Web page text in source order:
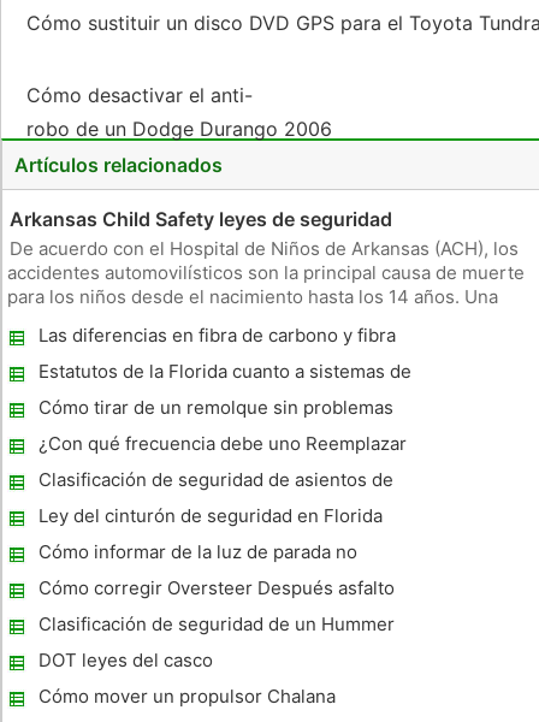
Cómo sustituir un disco DVD GPS para el Toyota
Cómo desactivar el anti-
robo de un Dodge Durango 2006
Artículos relacionados
Arkansas Child Safety leyes de seguridad
De acuerdo con el Hospital de Niños de Arkansas (ACH), los
accidentes automovilísticos son la principal causa de muerte
para los niños desde el nacimiento hasta los 14 años. Una
infantil podría evitar casi tres cuartas partes de estas muerte
Las diferencias en fibra de carbono y fibra
de vidrio Cascos
Estatutos de la Florida cuanto a sistemas de
retención infantil
Cómo tirar de un remolque sin problemas
¿Con qué frecuencia debe uno Reemplazar
un casco de la motocicleta?
Clasificación de seguridad de asientos de
coche
Ley del cinturón de seguridad en Florida
Cómo informar de la luz de parada no
funciona en Texas
Cómo corregir Oversteer Después asfalto
se modifica
Clasificación de seguridad de un Hummer
DOT leyes del casco
Cómo mover un propulsor Chalana